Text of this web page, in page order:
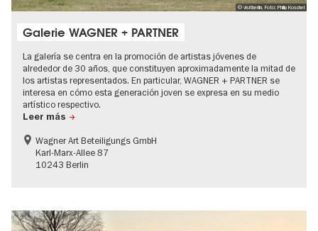
© visitberlin, Foto: Philip Koschel
Galerie WAGNER + PARTNER
La galería se centra en la promoción de artistas jóvenes de
alrededor de 30 años, que constituyen aproximadamente la mitad de
los artistas representados. En particular, WAGNER + PARTNER se
interesa en cómo esta generación joven se expresa en su medio
artístico respectivo.
Leer más
Wagner Art Beteiligungs GmbH
Karl-Marx-Allee 87
10243 Berlin